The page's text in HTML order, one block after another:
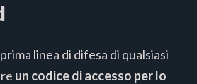
linea di difesa di qualsiasi
un codice di accesso per lo